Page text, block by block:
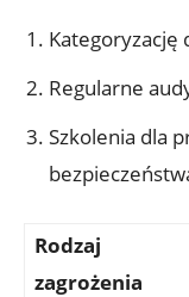
Kategoryzację
Regularne
Szkolenia dla
Rodzaj
zagrożenia